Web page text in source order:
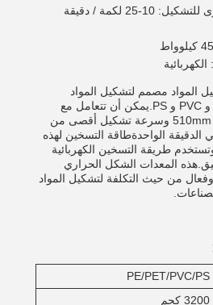
السرعة القصوى للتشكيل: 10-25 لكمة / دقيقة
المواد مصمم لتشكيل المواد
الحرارية مثل PE و PET و PVC و PS.يمكن أن تتعامل مع
عرض تشكيل أقصى من 510mm وسرعة تشكيل أقصى من
في الدقيقة الواحدةطاقة التسخين لهذه
كيلوواط وتستخدم طريقة التسخين الكهربائية
المعدات الشكل الحراري
من حيث التكلفة لتشكيل المواد
PE/PET/PVC/PS
3200 كجم